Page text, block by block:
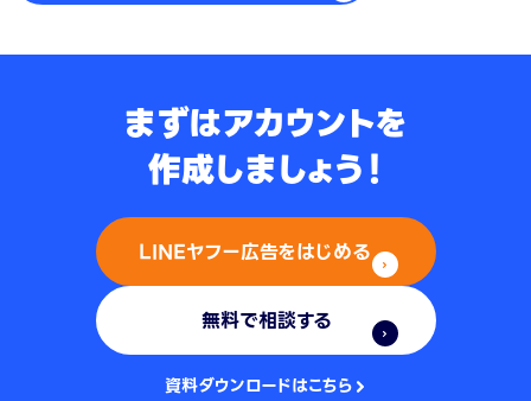
まずはアカウントを
作成しましょう！
LINEヤフー広告をはじめる
無料で相談する
資料ダウンロードはこちら